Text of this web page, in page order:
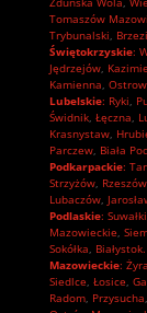
Tomaszów
Trybunalski,
Świętokrzyskie:
Jędrzejów,
Kamienna,
Lubelskie: Ryki,
Świdnik, Łęczna,
Krasnystaw,
Parczew, Biała
Podkarpackie:
Strzyżów, Rzeszów
Lubaczów,
Podlaskie: Suwałki
Mazowieckie,
Sokółka, Białystok.
Mazowieckie:
Siedlce, Łosice,
Radom, Przysucha,